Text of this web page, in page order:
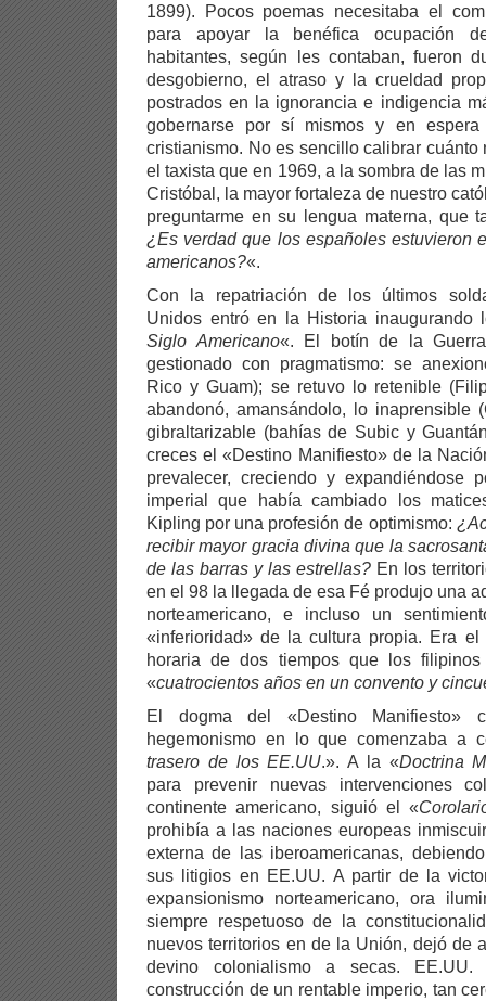
1899). Pocos poemas necesitaba el
para apoyar la benéfica ocupación
habitantes, según les contaban, fueron
desgobierno, el atraso y la crueldad
postrados en la ignorancia e indigencia
gobernarse por sí mismos y en
cristianismo. No es sencillo calibrar cuánto
el taxista que en 1969, a la sombra de las
Cristóbal, la mayor fortaleza de nuestro
preguntarme en su lengua materna, que
¿Es verdad que los españoles estuvieron
americanos?«.
Con la repatriación de los últimos
Unidos entró en la Historia
Siglo Americano«. El botín de la Guerra
gestionado con pragmatismo: se
Rico y Guam); se retuvo lo retenible
abandonó, amansándolo, lo inaprensible
gibraltarizable (bahías de Subic y
creces el «Destino Manifiesto» de la
prevalecer, creciendo y expandiéndose
imperial que había cambiado los
Kipling por una profesión de optimismo:
recibir mayor gracia divina que la
de las barras y las estrellas? En los
en el 98 la llegada de esa Fé produjo una
norteamericano, e incluso un
«inferioridad» de la cultura propia. Era
horaria de dos tiempos que los
«cuatrocientos años en un convento y
El dogma del «Destino Manifiesto»
hegemonismo en lo que comenzaba a
trasero de los EE.UU.». A la «Doctrina
para prevenir nuevas intervenciones
continente americano, siguió el «
prohibía a las naciones europeas
externa de las iberoamericanas,
sus litigios en EE.UU. A partir de la
expansionismo norteamericano, ora
siempre respetuoso de la
nuevos territorios en de la Unión, dejó de
devino colonialismo a secas.
construcción de un rentable imperio, tan